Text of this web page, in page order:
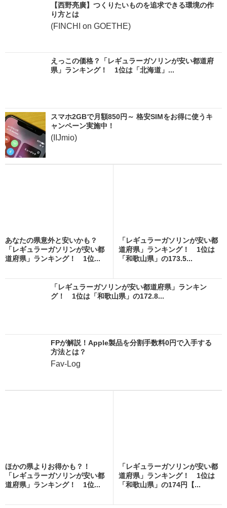
【西野亮廣】つくりたいものを追求できる環境の作
り方とは
(FINCHI on GOETHE)
えっこの価格？「レギュラーガソリンが安い都道府
県」ランキング！ 1位は「北海道」...
スマホ2GBで月額850円～ 格安SIMをお得に使うキ
ャンペーン実施中！
(IIJmio)
あなたの県意外と安いかも？
「レギュラーガソリンが安い都
道府県」ランキング！ 1位...
「レギュラーガソリンが安い都
道府県」ランキング！ 1位は
「和歌山県」の173.5...
「レギュラーガソリンが安い都道府県」ランキン
グ！ 1位は「和歌山県」の172.8...
FPが解説！Apple製品を分割手数料0円で入手する
方法とは？
Fav-Log
ほかの県よりお得かも？！
「レギュラーガソリンが安い都
道府県」ランキング！ 1位...
「レギュラーガソリンが安い都
道府県」ランキング！ 1位は
「和歌山県」の174円【...